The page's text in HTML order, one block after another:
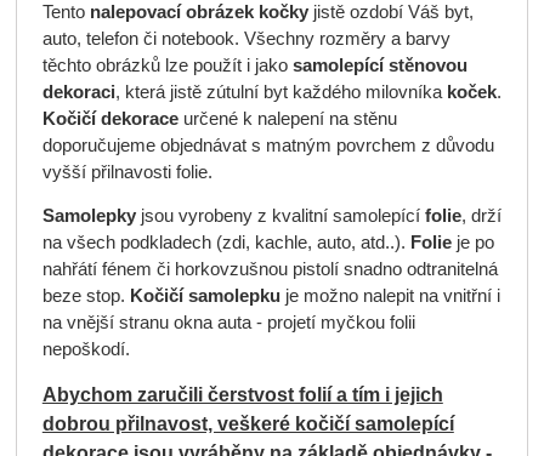
Tento nalepovací obrázek kočky jistě ozdobí Váš byt,
auto, telefon či notebook. Všechny rozměry a barvy
těchto obrázků lze použít i jako samolepící stěnovou
dekoraci, která jistě zútulní byt každého milovníka koček.
Kočičí dekoraceurčené k nalepení na stěnu
doporučujeme objednávat s matným povrchem z důvodu
vyšší přilnavosti folie.
Samolepkyjsou vyrobeny z kvalitní samolepící folie, drží
na všech podkladech (zdi, kachle, auto, atd..). Folieje po
nahřátí fénem či horkovzušnou pistolí snadno odtranitelná
beze stop. Kočičí samolepkuje možno nalepit na vnitřní i
na vnější stranu okna auta - projetí myčkou folii
nepoškodí.
Abychom zaručili čerstvost folií a tím i jejich
dobrou přilnavost, veškeré kočičí samolepící